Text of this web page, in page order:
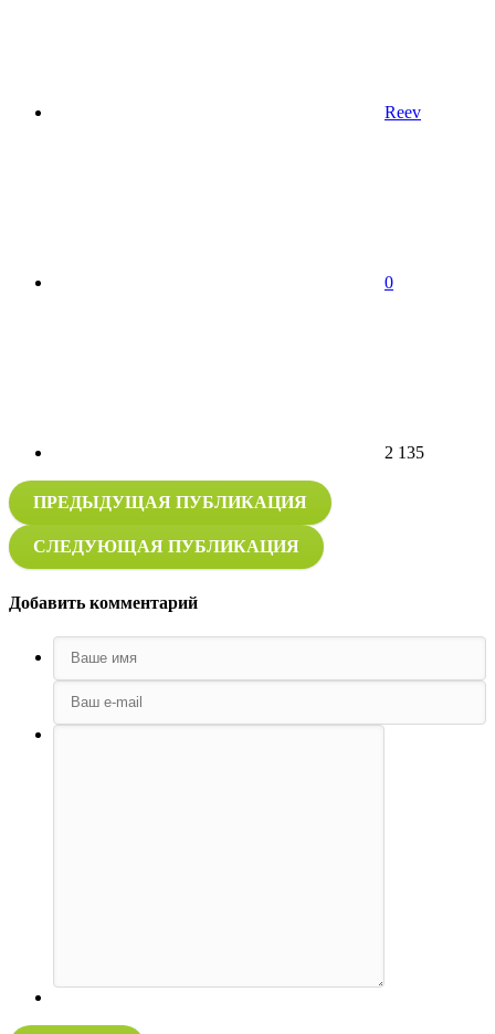
Reev
0
2 135
ПРЕДЫДУЩАЯ ПУБЛИКАЦИЯ
СЛЕДУЮЩАЯ ПУБЛИКАЦИЯ
Добавить комментарий